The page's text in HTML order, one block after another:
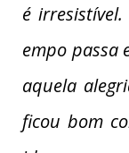
é
empo passa
aquela
ficou bom